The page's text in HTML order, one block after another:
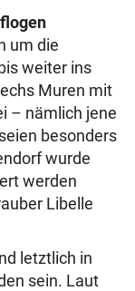
um die
weiter ins
Muren mit
– nämlich jene
besonders
wurde
werden
Libelle
letztlich in
sein. Laut